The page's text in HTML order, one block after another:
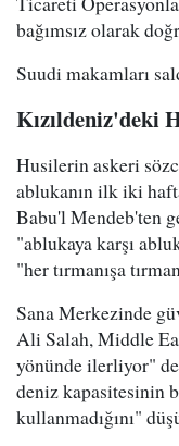
bağımsız olarak
Suudi makamları
Kızıldeniz'deki
Husilerin askeri
ablukanın ilk iki
Babu'l Mendeb'ten
"ablukaya karşı
"her tırmanışa
Sana Merkezinde
Ali Salah, Middle
yönünde ilerliyor"
deniz kapasitesinin
kullanmadığını"